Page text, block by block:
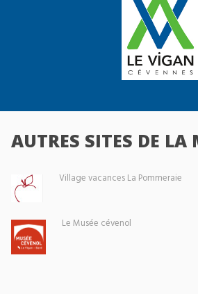
AUTRES SITES DE
Village vacances La Pommeraie
Le Musée cévenol